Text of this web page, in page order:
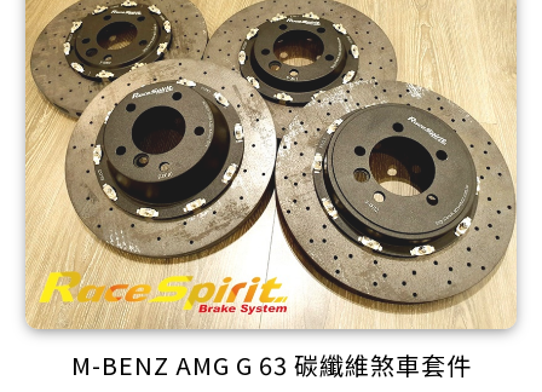
M-BENZ AMG G 63 碳纖維煞車套件